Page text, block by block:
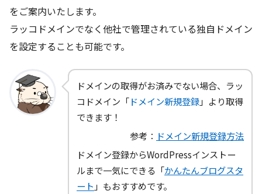
をご案内いたします。
ラッコドメインでなく他社で管理されている独自ドメイン
を設定することも可能です。
ドメインの取得がお済みでない場合、ラッ
コドメイン「ドメイン新規登録」より取得
できます！
参考： ドメイン新規登録方法
ドメイン登録からWordPressインストー
ルまで一気にできる「かんたんブログスタ
ート 」もおすすめです。